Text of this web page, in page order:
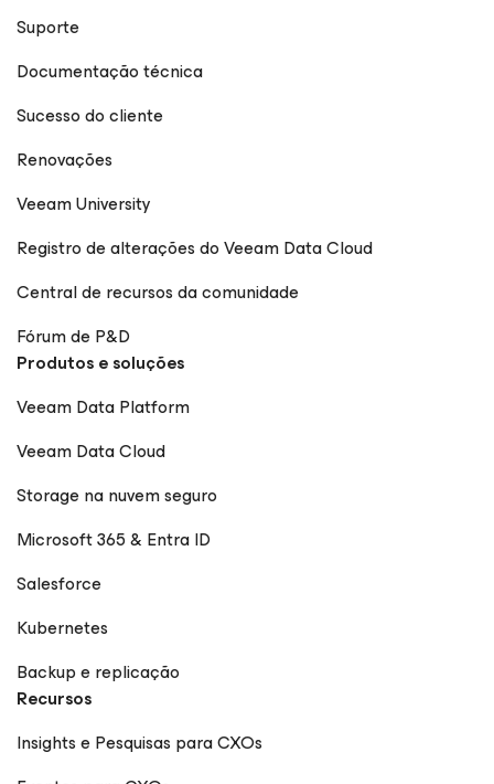
Suporte
Documentação técnica
Sucesso do cliente
Renovações
Veeam University
Registro de alterações do Veeam Data Cloud
Central de recursos da comunidade
Fórum de P&D
Produtos e soluções
Veeam Data Platform
Veeam Data Cloud
Storage na nuvem seguro
Microsoft 365 & Entra ID
Salesforce
Kubernetes
Backup e replicação
Recursos
Insights e Pesquisas para CXOs